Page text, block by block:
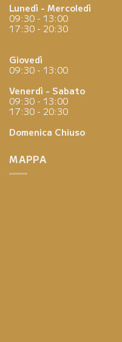
Lunedì - Mercoledì
09:30 - 13:00
17:30 - 20:30
Giovedì
09:30 - 13:00
Venerdì - Sabato
09:30 - 13:00
17:30 - 20:30
Domenica Chiuso
MAPPA